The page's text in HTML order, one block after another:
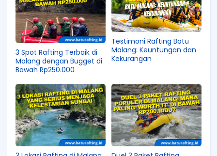
3 Spot Rafting Terbaik di
Malang dengan Bugget di
Bawah Rp250.000
Testimoni Rafting Batu
Malang: Keuntungan dan
Kekurangan